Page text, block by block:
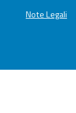
Note Legali